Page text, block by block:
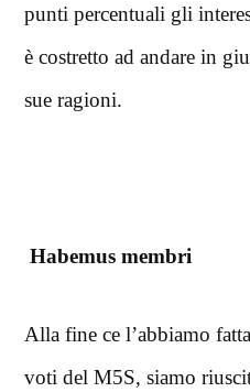
punti percentuali gli
è costretto ad andare in
sue ragioni.
Habemus membri
Alla fine ce l’abbiamo
voti del M5S, siamo